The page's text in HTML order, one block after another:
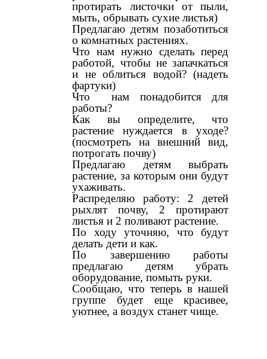
протирать листочки от пыли,
мыть, обрывать сухие листья)
Предлагаю детям позаботиться
о комнатных растениях.
Что нам нужно сделать перед
работой, чтобы не запачкаться
и не облиться водой? (надеть
фартуки)
Что нам понадобится для
работы?
Как вы определите, что
растение нуждается в уходе?
(посмотреть на внешний вид,
потрогать почву)
Предлагаю детям выбрать
растение, за которым они будут
ухаживать.
Распределяю работу: 2 детей
рыхлят почву, 2 протирают
листья и 2 поливают растение.
По ходу уточняю, что будут
делать дети и как.
По завершению работы
предлагаю детям убрать
оборудование, помыть руки.
Сообщаю, что теперь в нашей
группе будет еще красивее,
уютнее, а воздух станет чище.